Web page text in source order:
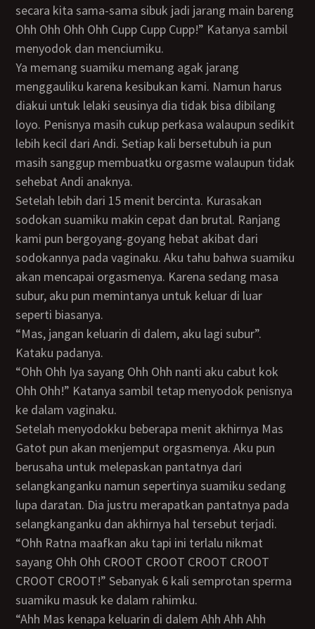
secara kita sama-sama sibuk jadi jarang main bareng
Ohh Ohh Ohh Ohh Cupp Cupp Cupp!” Katanya sambil
menyodok dan menciumiku.
Ya memang suamiku memang agak jarang
menggauliku karena kesibukan kami. Namun harus
diakui untuk lelaki seusinya dia tidak bisa dibilang
loyo. Penisnya masih cukup perkasa walaupun sedikit
lebih kecil dari Andi. Setiap kali bersetubuh ia pun
masih sanggup membuatku orgasme walaupun tidak
sehebat Andi anaknya.
Setelah lebih dari 15 menit bercinta. Kurasakan
sodokan suamiku makin cepat dan brutal. Ranjang
kami pun bergoyang-goyang hebat akibat dari
sodokannya pada vaginaku. Aku tahu bahwa suamiku
akan mencapai orgasmenya. Karena sedang masa
subur, aku pun memintanya untuk keluar di luar
seperti biasanya.
“Mas, jangan keluarin di dalem, aku lagi subur”.
Kataku padanya.
“Ohh Ohh Iya sayang Ohh Ohh nanti aku cabut kok
Ohh Ohh!” Katanya sambil tetap menyodok penisnya
ke dalam vaginaku.
Setelah menyodokku beberapa menit akhirnya Mas
Gatot pun akan menjemput orgasmenya. Aku pun
berusaha untuk melepaskan pantatnya dari
selangkanganku namun sepertinya suamiku sedang
lupa daratan. Dia justru merapatkan pantatnya pada
selangkanganku dan akhirnya hal tersebut terjadi.
“Ohh Ratna maafkan aku tapi ini terlalu nikmat
sayang Ohh Ohh CROOT CROOT CROOT CROOT
CROOT CROOT!” Sebanyak 6 kali semprotan sperma
suamiku masuk ke dalam rahimku.
“Ahh Mas kenapa keluarin di dalem Ahh Ahh Ahh